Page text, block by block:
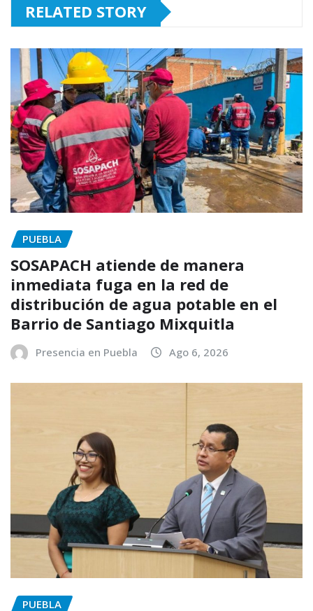
RELATED STORY
PUEBLA
SOSAPACH atiende de manera
inmediata fuga en la red de
distribución de agua potable en el
Barrio de Santiago Mixquitla
Presencia en Puebla Ago 6, 2026
PUEBLA